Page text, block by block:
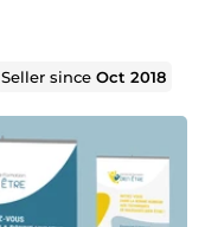
Seller sinceOct 2018